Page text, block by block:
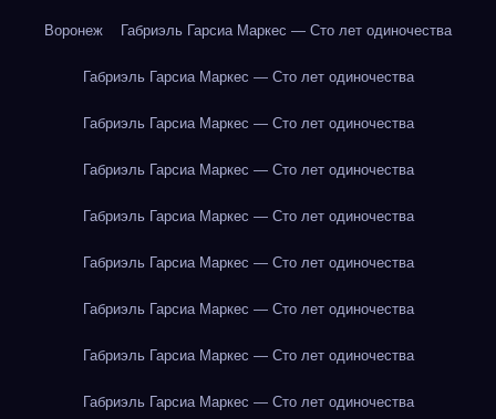
Воронеж Габриэль Гарсиа Маркес — Сто лет одиночества
Габриэль Гарсиа Маркес — Сто лет одиночества
Габриэль Гарсиа Маркес — Сто лет одиночества
Габриэль Гарсиа Маркес — Сто лет одиночества
Габриэль Гарсиа Маркес — Сто лет одиночества
Габриэль Гарсиа Маркес — Сто лет одиночества
Габриэль Гарсиа Маркес — Сто лет одиночества
Габриэль Гарсиа Маркес — Сто лет одиночества
Габриэль Гарсиа Маркес — Сто лет одиночества